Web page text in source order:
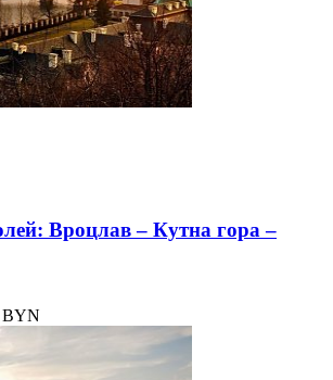
Вроцлав – Кутна гора –
BYN